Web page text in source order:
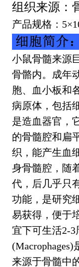
组织来源：
产品规格： 5×
小鼠骨髓来源
骨骼内。成年
胞、血小板和
病原体，包括
是造血器官，
的骨髓腔和扁
织，能产生血
身骨髓腔，随
代，后几乎只
功能，是研究
易获得，便于
宜下可生活2-3
(Macrophages)
来源于骨髓中